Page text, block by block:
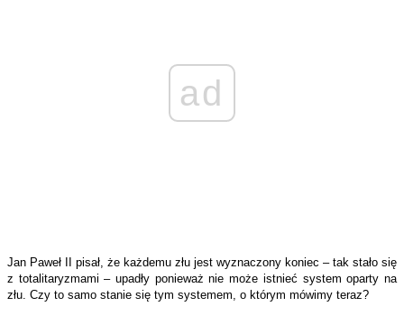
ad
Jan Paweł II pisał, że każdemu złu jest wyznaczony koniec – tak stało się
z totalitaryzmami – upadły ponieważ nie może istnieć system oparty na
złu. Czy to samo stanie się tym systemem, o którym mówimy teraz?